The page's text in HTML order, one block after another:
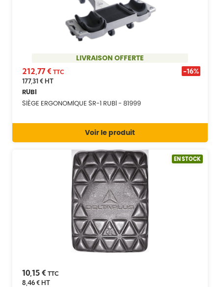
LIVRAISON OFFERTE
212,77 € TTC -16%
177,31 €HT
RUBI
SIÈGE ERGONOMIQUE SR-1 RUBI - 81999
Voir le produit
EN STOCK
10,15 € TTC
8,46 €HT